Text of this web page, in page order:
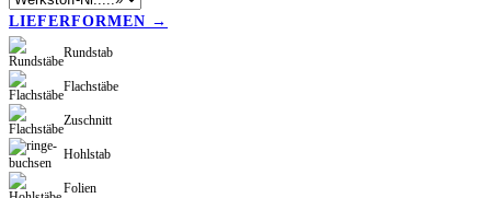
LIEFERFORMEN →
Rundstab
Flachstäbe
Zuschnitt
Hohlstab
Folien